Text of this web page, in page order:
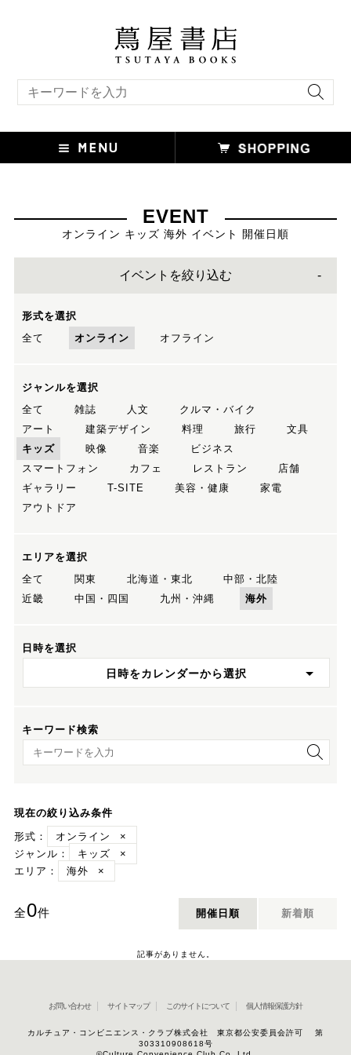
EVENT
オンライン キッズ 海外 イベント 開催日順
イベントを絞り込む
形式を選択
全て
オンライン オフライン
ジャンルを選択
全て
雑誌 人文
クルマ・バイク
アート
建築デザイン 料理 旅行
文具
キッズ
映像 音楽
ビジネス
スマートフォン
カフェ レストラン
店舗
ギャラリー
T-SITE 美容・健康
家電
アウトドア
エリアを選択
全て
関東 北海道・東北
中部・北陸
近畿
中国・四国 九州・沖縄 海外
日時を選択
日時をカレンダーから選択
キーワード検索
キーワード検索
現在の絞り込み条件
形式：
オンライン
×
ジャンル：
キッズ
×
エリア：
海外 ×
全0件 開催日順 新着順
記事がありません。
お問い合わせ サイトマップ このサイトについて 個人情報保護方針
カルチュア・コンビニエンス・クラブ株式会社 東京都公安委員会許可 第
303310908618号